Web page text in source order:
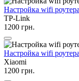
Настройка wifi
TP-Link
1200 грн.
Настройка wifi
Xiaomi
1200 грн.